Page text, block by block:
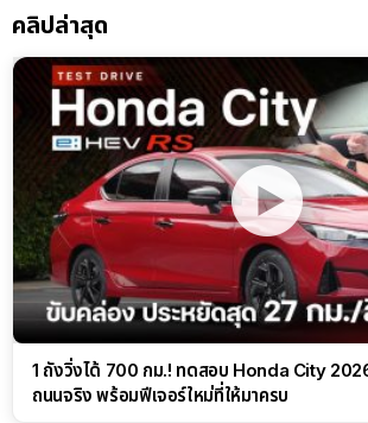
คลิปล่าสุด
1 ถังวิ่งได้ 700 กม.! ทดสอบ Honda City
ถนนจริง พร้อมฟีเจอร์ใหม่ที่ให้มาครบ